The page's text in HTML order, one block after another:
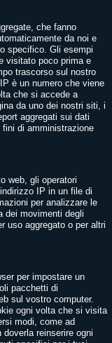
che fanno
da noi e
specifico. Gli esempi
visitato poco prima e
trascorso sul nostro
è un numero che viene
che si accede a
da uno dei nostri siti, i
aggregati sui dati
di amministrazione
web, gli operatori
IP in un file di
per analizzare le
dei movimenti degli
uso aggregato o per altri
per impostare un
pacchetti di
sul vostro computer.
ogni volta che si visita
modi, come ad
reinserire ogni